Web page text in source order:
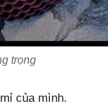
trọng
của mình.